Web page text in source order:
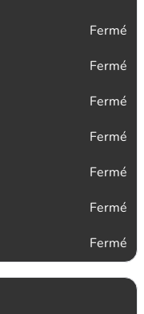
Fermé
Fermé
Fermé
Fermé
Fermé
Fermé
Fermé